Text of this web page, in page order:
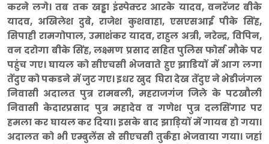
करने लगे। तब तक खड्डा इंस्पेक्टर आरके यादव, वनरेंजर बीके
यादव, अखिलेश दुबे, राजेश कुशवाहा, एसएसआई पीके सिंह,
सिपाही रामगोपाल, उमाशंकर यादव, राहुल अत्री, नरेन्द्र, विपिन,
वन दरोगा बीके सिंह, लक्ष्मण प्रसाद सहित पुलिस फोर्स मौके पर
पहुंच गए। घायल को सीएचसी भेजवाते हुए झाडियों में आग लगा
तेंदुए को पकडने में जुट गए। इधर खुद घिरा देख तेंदुए ने भेडीजंगल
निवासी अदालत पुत्र रामबली, महराजगंज जिले के पटखौली
निवासी केदारप्रसाद पुत्र महादेव व गणेश पुत्र दलसिंगार पर
हमला कर घायल कर दिया। इसके बाद झाड़ियों में गायब हो गया।
अदालत को भी एम्बुलेंस से सीएचसी तुर्कहा भेजवाया गया। जहां